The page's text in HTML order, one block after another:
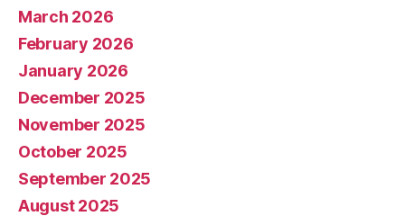
March 2026
February 2026
January 2026
December 2025
November 2025
October 2025
September 2025
August 2025